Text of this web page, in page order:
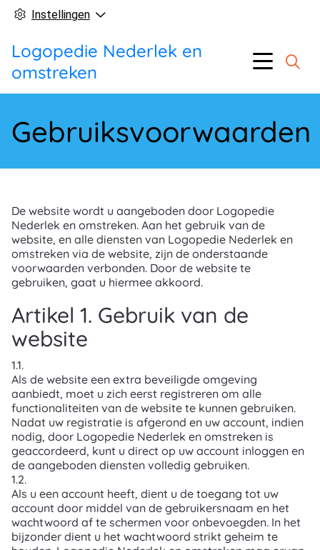
Instellingen
Logopedie Nederlek en
omstreken
Menu
Gebruiksvoorwaarden
De website wordt u aangeboden door Logopedie
Nederlek en omstreken. Aan het gebruik van de
website, en alle diensten van Logopedie Nederlek en
omstreken via de website, zijn de onderstaande
voorwaarden verbonden. Door de website te
gebruiken, gaat u hiermee akkoord.
Artikel 1. Gebruik van de
website
1.1.
Als de website een extra beveiligde omgeving
aanbiedt, moet u zich eerst registreren om alle
functionaliteiten van de website te kunnen gebruiken.
Nadat uw registratie is afgerond en uw account, indien
nodig, door Logopedie Nederlek en omstreken is
geaccordeerd, kunt u direct op uw account inloggen en
de aangeboden diensten volledig gebruiken.
1.2.
Als u een account heeft, dient u de toegang tot uw
account door middel van de gebruikersnaam en het
wachtwoord af te schermen voor onbevoegden. In het
bijzonder dient u het wachtwoord strikt geheim te